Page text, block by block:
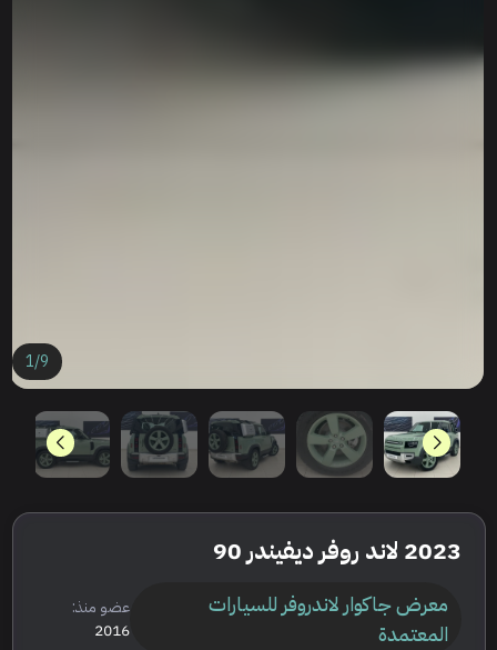
1/9
2023 لاند روفر ديفيندر 90
معرض جاكوار لاندروفر للسيارات
المعتمدة
عضو منذ:
2016